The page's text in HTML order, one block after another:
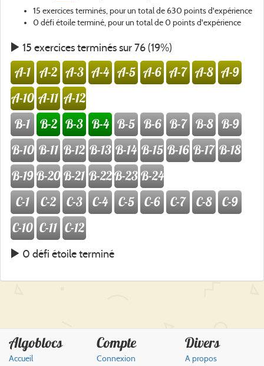
15 exercices terminés, pour un total de 630 points d'expérience
0 défi étoile terminé, pour un total de 0 points d'expérience
15 exercices terminés sur 76 (19%)
A-1 A-2 A-3 A-4 A-5 A-6 A-7 A-8 A-9
A-10 A-11 A-12
B-1
B-2 B-3 B-4 B-5 B-6 B-7 B-8 B-9
B-10 B-11 B-12 B-13 B-14 B-15 B-16 B-17 B-18
B-19 B-20 B-21 B-22B-23B-24
C-1
C-2 C-3 C-4 C-5 C-6 C-7 C-8
C-9
C-10 C-11 C-12
0 défi étoile terminé
Algoblocs
Accueil
Compte
Connexion
Divers
A propos